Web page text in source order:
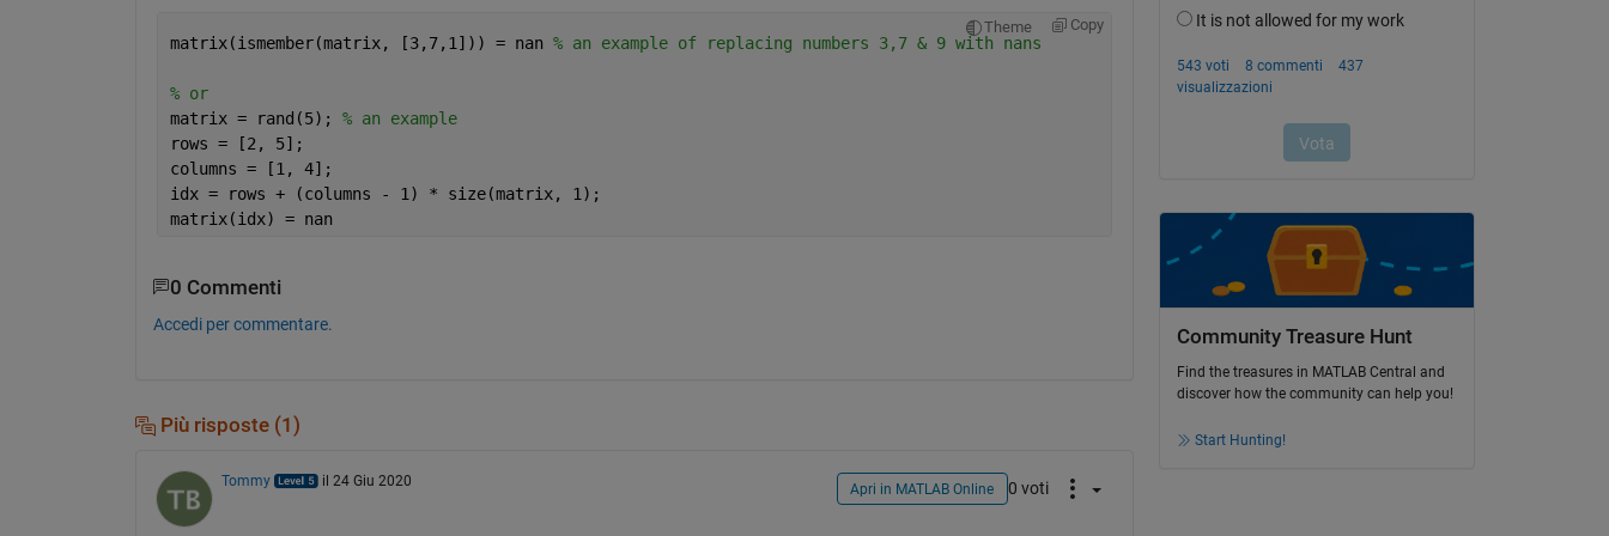
Theme Copy
matrix(ismember(matrix, [3,7,1])) = nan % an example of replacing numbers 3,7 & 9 with nans
% or
matrix = rand(5); % an example
rows = [2, 5];
columns = [1, 4];
idx = rows + (columns - 1) * size(matrix, 1);
matrix(idx) = nan
0 Commenti
Accedi per commentare.
Più risposte (1)
Tommy il 24 Giu 2020 Apri in MATLAB Online 0 voti
Community Treasure Hunt
Find the treasures in MATLAB Central and
discover how the community can help you!
Start Hunting!